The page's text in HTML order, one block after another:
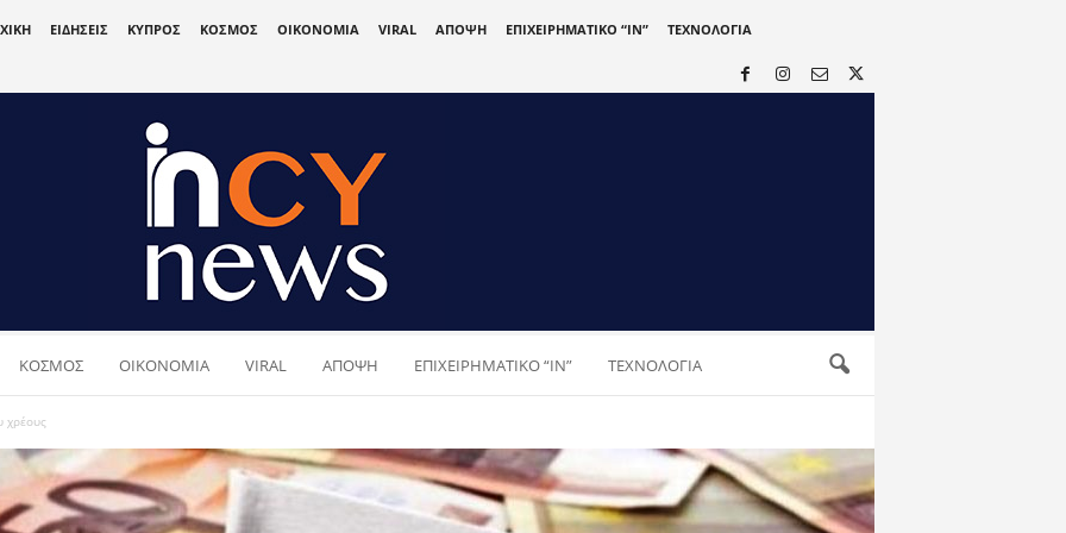
ΕΙΔΗΣΕΙΣ ΚΥΠΡΟΣ ΚΟΣΜΟΣ ΟΙΚΟΝΟΜΙΑ VIRAL ΑΠΟΨΗ ΕΠΙΧΕΙΡΗΜΑΤΙΚΟ “IN” ΤΕΧΝΟΛΟΓΙΑ
ΚΟΣΜΟΣ ΟΙΚΟΝΟΜΙΑ VIRAL ΑΠΟΨΗ ΕΠΙΧΕΙΡΗΜΑΤΙΚΟ “IN” ΤΕΧΝΟΛΟΓΙΑ
χρέους